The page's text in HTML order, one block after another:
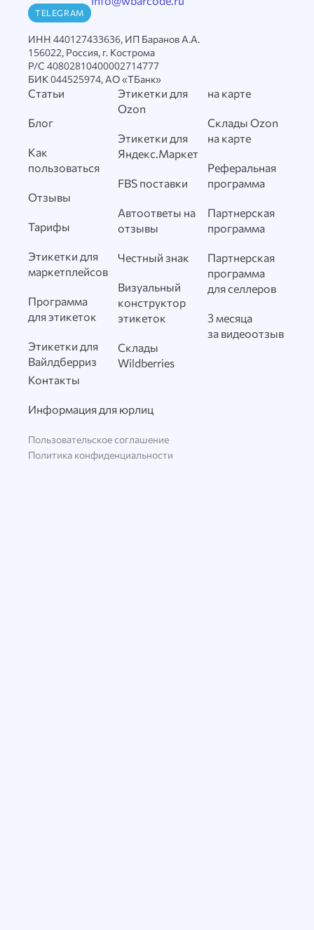
TELEGRAM
ИНН 440127433636, ИП Баранов А.А.
156022, Россия, г. Кострома
Р/С 40802810400002714777
БИК 044525974, АО «ТБанк»
Статьи
Блог
Как
пользоваться
Отзывы
Тарифы
Этикетки для
маркетплейсов
Программа
для этикеток
Этикетки для
Вайлдберриз
Этикетки для
Ozon
Этикетки для
Яндекс.Маркет
FBS поставки
Автоответы на
отзывы
Честный знак
Визуальный
конструктор
этикеток
Склады
Wildberries
на карте
Склады Ozon
на карте
Реферальная
программа
Партнерская
программа
Партнерская
программа
для селлеров
3 месяца
за видеоотзыв
Контакты
Информация для юрлиц
Пользовательское соглашение
Политика конфиденциальности